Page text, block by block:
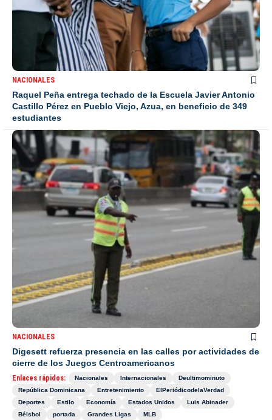
NACIONALES
Raquel Peña entrega techado de la Escuela Javier Antonio
Castillo Pérez en Pueblo Viejo, Azua, en beneficio de 349
estudiantes
NACIONALES
Digesett refuerza presencia en las calles por actividades de
cierre de los Juegos Centroamericanos
Enlaces rápidos: Nacionales Internacionales
Deultimominuto
República Dominicana
Entretenimiento
ElPeriódicodelaVerdad
Deportes
Estilo Economía Estados Unidos
Luis Abinader
Béisbol
portada Grandes Ligas MLB